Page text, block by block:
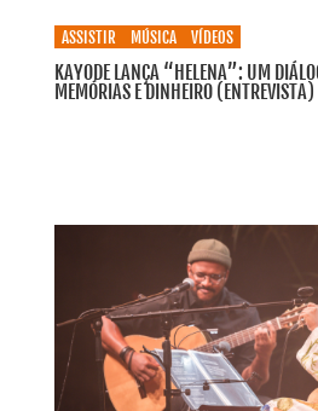
ASSISTIR MÚSICA VÍDEOS
KAYODE LANÇA “HELENA”: UM
MEMÓRIAS E DINHEIRO (ENTREVISTA)